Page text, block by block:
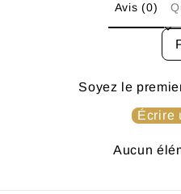
Avis (0)
Soyez le
Écrire
Aucun